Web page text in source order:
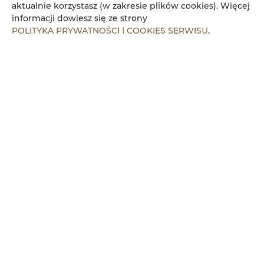
aktualnie korzystasz (w zakresie plików cookies). Więcej
informacji dowiesz się ze strony
POLITYKA PRYWATNOŚCI I COOKIES SERWISU.